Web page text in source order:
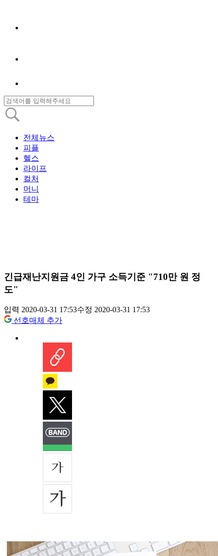
전체뉴스
피플
헬스
라이프
컬처
머니
테마
긴급재난지원금 4인 가구 소득기준 "710만 원 정
도"
입력 2020-03-31 17:53수정 2020-03-31 17:53
선호매체 추가